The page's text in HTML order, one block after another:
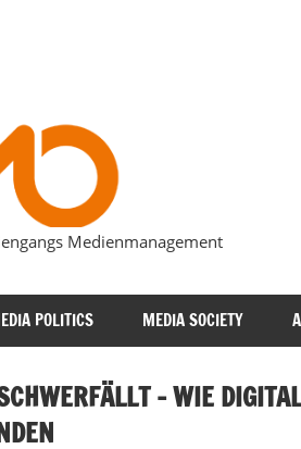
Medienmanagement
POLITICS MEDIA SOCIETY
– WIE